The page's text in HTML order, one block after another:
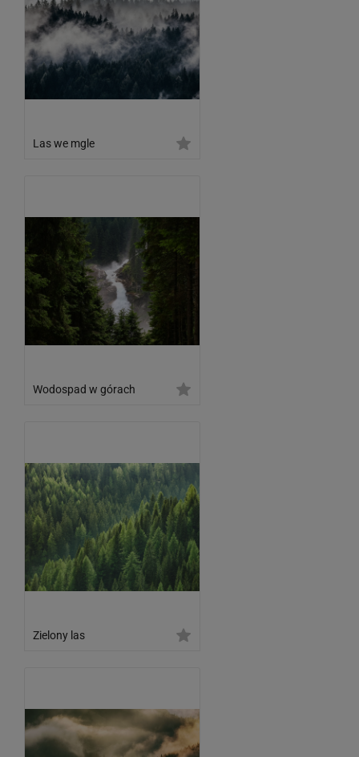
Las we mgle
Wodospad w górach
Zielony las